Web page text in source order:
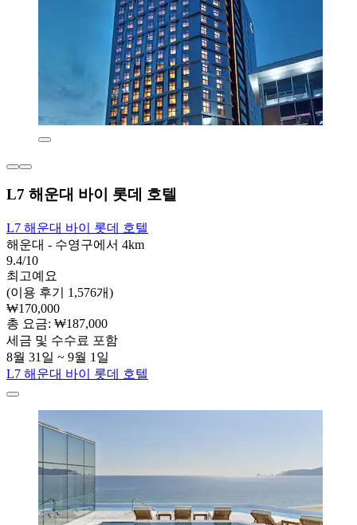
L7 해운대 바이 롯데 호텔
L7 해운대 바이 롯데 호텔
해운대 - 수영구에서 4km
9.4/10
최고예요
(이용 후기 1,576개)
₩170,000
총 요금: ₩187,000
세금 및 수수료 포함
8월 31일 ~ 9월 1일
L7 해운대 바이 롯데 호텔